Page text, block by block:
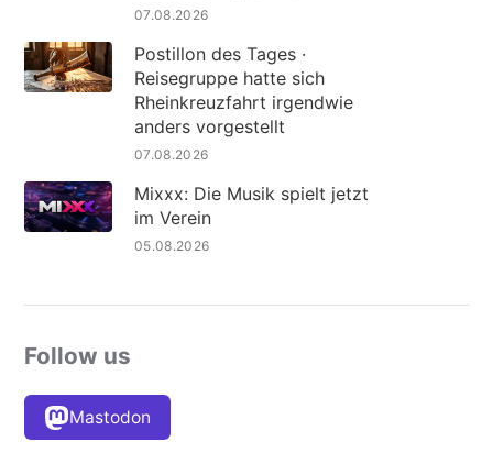
07.08.2026
Postillon des Tages ·
Reisegruppe hatte sich
Rheinkreuzfahrt irgendwie
anders vorgestellt
07.08.2026
Mixxx: Die Musik spielt jetzt
im Verein
05.08.2026
Follow us
Mastodon